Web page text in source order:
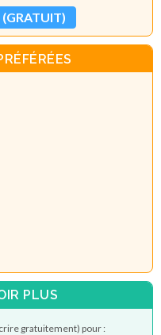
PLUS
gratuitement) pour :